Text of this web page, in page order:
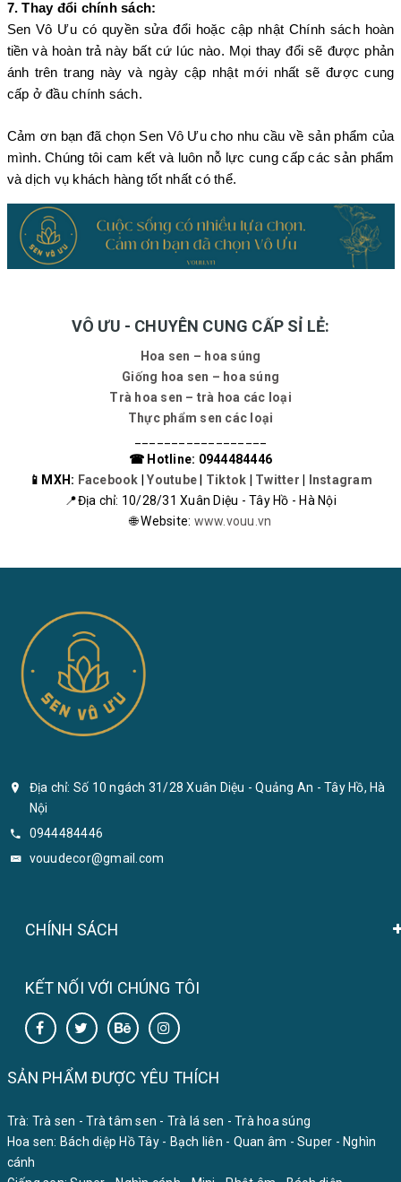
7. Thay đổi chính sách:
Sen Vô Ưu có quyền sửa đổi hoặc cập nhật Chính sách hoàn
tiền và hoàn trả này bất cứ lúc nào. Mọi thay đổi sẽ được phản
ánh trên trang này và ngày cập nhật mới nhất sẽ được cung
cấp ở đầu chính sách.
Cảm ơn bạn đã chọn Sen Vô Ưu cho nhu cầu về sản phẩm của
mình. Chúng tôi cam kết và luôn nỗ lực cung cấp các sản phẩm
và dịch vụ khách hàng tốt nhất có thể.
VÔ ƯU - CHUYÊN CUNG CẤP SỈ LẺ:
Hoa sen – hoa súng
Giống hoa sen – hoa súng
Trà hoa sen – trà hoa các loại
Thực phẩm sen các loại
☎ Hotline: 0944484446
📱MXH: Facebook |Youtube| Tiktok | Twitter | Instagram
📍Địa chỉ: 10/28/31 Xuân Diệu - Tây Hồ - Hà Nội
🌐 Website: www.vouu.vn
Địa chỉ: Số 10 ngách 31/28 Xuân Diệu - Quảng An - Tây Hồ, Hà
Nội
0944484446
vouudecor@gmail.com
CHÍNH SÁCH
KẾT NỐI VỚI CHÚNG TÔI
SẢN PHẨM ĐƯỢC YÊU THÍCH
Trà: Trà sen - Trà tâm sen - Trà lá sen - Trà hoa súng
Hoa sen: Bách diệp Hồ Tây- Bạch liên - Quan âm - Super - Nghìn
cánh